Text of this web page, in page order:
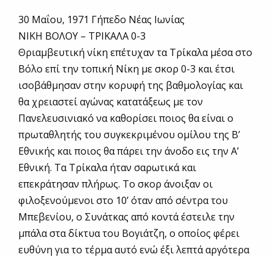
30 Μαΐου, 1971 Γήπεδο Νέας Ιωνίας
ΝΙΚΗ ΒΟΛΟΥ – ΤΡΙΚΑΛΑ 0-3
Θριαμβευτική νίκη επέτυχαν τα Τρίκαλα μέσα στο
Βόλο επί την τοπική Νίκη με σκορ 0-3 και έτσι
ισοβάθμησαν στην κορυφή της βαθμολογίας και
θα χρειαστεί αγώνας κατατάξεως με τον
Πανελευσινιακό να καθορίσει ποιος θα είναι ο
πρωταθλητής του συγκεκριμένου ομίλου της Β’
Εθνικής και ποιος θα πάρει την άνοδο εις την Α’
Εθνική. Τα Τρίκαλα ήταν σαρωτικά και
επεκράτησαν πλήρως. Το σκορ άνοιξαν οι
φιλοξενούμενοι στο 10’ όταν από σέντρα του
Μπεβενίου, ο Συνάτκας από κοντά έστειλε την
μπάλα στα δίκτυα του Βογιάτζη, ο οποίος φέρει
ευθύνη για το τέρμα αυτό ενώ έξι λεπτά αργότερα